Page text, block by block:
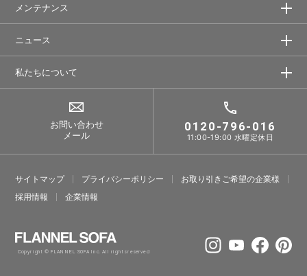
メンテナンス
ニュース
私たちについて
お問い合わせ
メール
0120-796-016
11:00-19:00 水曜定休日
サイトマップ プライバシーポリシー
お取り引きご希望の企業様
採⽤情報
企業情報
Copyright © FLANNEL SOFA Inc. All rights reserved